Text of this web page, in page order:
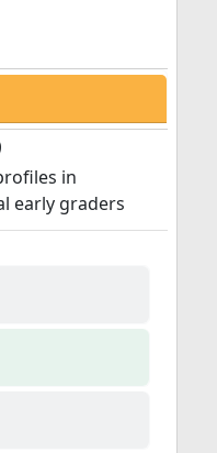
in
early graders